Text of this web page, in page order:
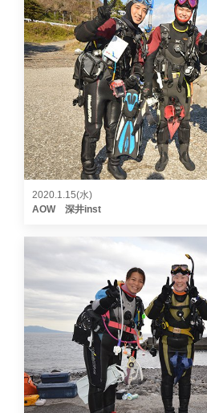
2020.1.15(水)
AOW 深井inst